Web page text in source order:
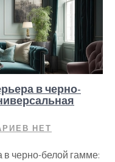
в черно-
НЕТ
черно-белой гамме: